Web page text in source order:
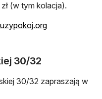
(w tym kolacja).
30/32
30/32 zapraszają w